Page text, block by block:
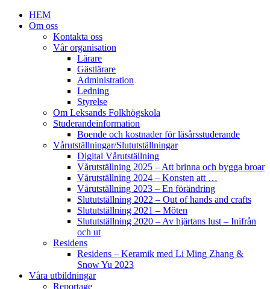
HEM
Om oss
Kontakta oss
Vår organisation
Lärare
Gästlärare
Administration
Ledning
Styrelse
Om Leksands Folkhögskola
Studerandeinformation
Boende och kostnader för läsårsstuderande
Vårutställningar/Slututställningar
Digital Vårutställning
Vårutställning 2025 – Att brinna och bygga broar
Vårutställning 2024 – Konsten att …
Vårutställning 2023 – En förändring
Slututställning 2022 – Out of hands and crafts
Slututställning 2021 – Möten
Slututställning 2020 – Av hjärtans lust – Inifrån
och ut
Residens
Residens – Keramik med Li Ming Zhang &
Snow Yu 2023
Våra utbildningar
Reportage